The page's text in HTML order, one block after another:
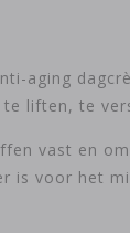
aging
liften, te
vast en
is voor het